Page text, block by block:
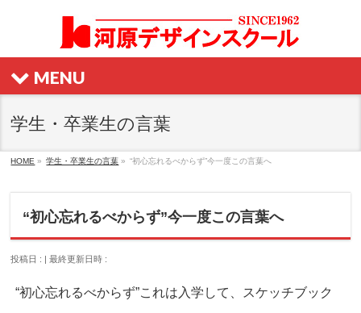
MENU
学生・卒業生の言葉
HOME » 学生・卒業生の言葉 » “初心忘れるべからず”今一度この言葉へ
“初心忘れるべからず”今一度この言葉へ
投稿日 : 最終更新日時 :
“初心忘れるべからず”これは入学して、スケッチブック